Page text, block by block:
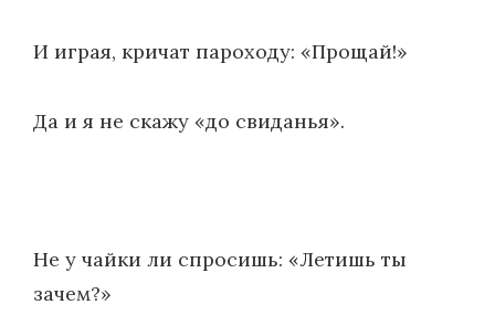
И играя, кричат пароходу: «Прощай!»
Да и я не скажу «до свиданья».
Не у чайки ли спросишь: «Летишь ты
зачем?»